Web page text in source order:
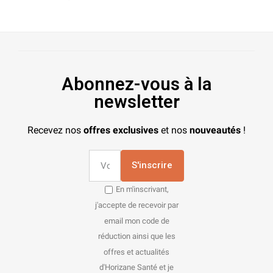
Abonnez-vous à la
newsletter
Recevez nos offres exclusives et nos nouveautés !
S'inscrire
En m'inscrivant,
j'accepte de recevoir par
email mon code de
réduction ainsi que les
offres et actualités
d'Horizane Santé et je